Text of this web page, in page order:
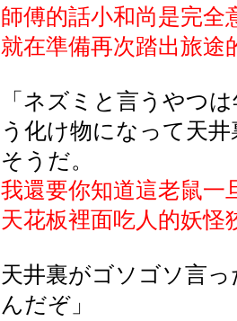
師傅的話小和尚是完全
就在準備再次踏出旅途
「ネズミと言うやつ
う化け物になって天
そうだ。
我還要你知道這老鼠一
天花板裡面吃人的妖怪
天井裏がゴソゴソ言
んだぞ」